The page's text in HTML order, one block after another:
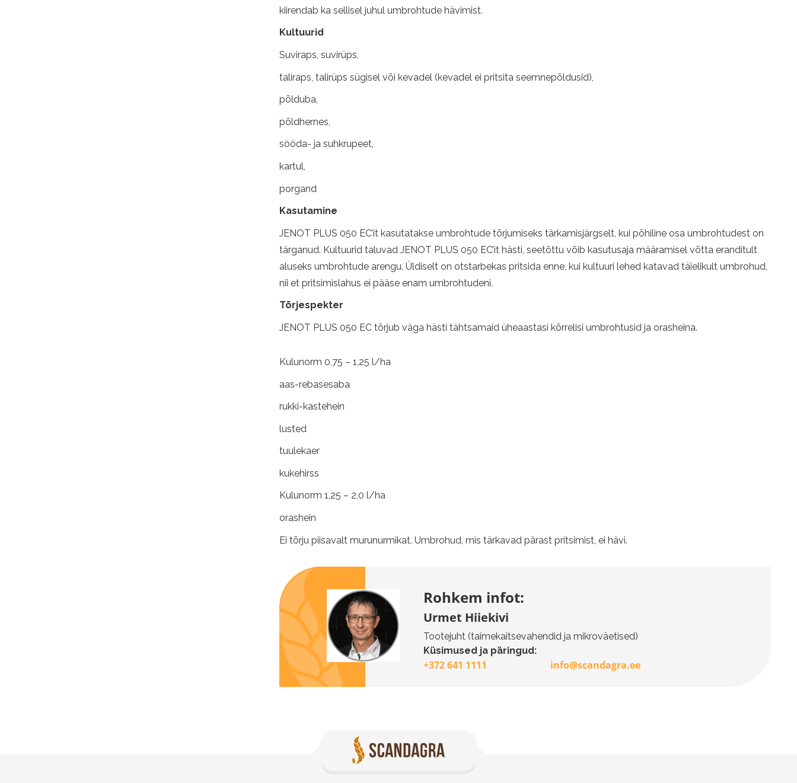
kiirendab ka sellisel juhul umbrohtude hävimist.
Kultuurid
Suviraps, suvirüps,
taliraps, talirüps sügisel või kevadel (kevadel ei pritsita seemnepõldusid),
põlduba,
põldhernes,
sööda- ja suhkrupeet,
kartul,
porgand
Kasutamine
JENOT PLUS 050 EC’it kasutatakse umbrohtude tõrjumiseks tärkamisjärgselt, kui põhiline osa umbrohtudest on
tärganud. Kultuurid taluvad JENOT PLUS 050 EC’it hästi, seetõttu võib kasutusaja määramisel võtta eranditult
aluseks umbrohtude arengu. Üldiselt on otstarbekas pritsida enne, kui kultuuri lehed katavad täielikult umbrohud,
nii et pritsimislahus ei pääse enam umbrohtudeni.
Tõrjespekter
JENOT PLUS 050 EC tõrjub väga hästi tähtsamaid üheaastasi kõrrelisi umbrohtusid ja orasheina.
Kulunorm 0,75 – 1,25 l/ha
aas-rebasesaba
rukki-kastehein
lusted
tuulekaer
kukehirss
Kulunorm 1,25 – 2,0 l/ha
orashein
Ei tõrju piisavalt murunurmikat. Umbrohud, mis tärkavad pärast pritsimist, ei hävi.
Rohkem infot:
Urmet Hiiekivi
Tootejuht (taimekaitsevahendid ja mikroväetised)
Küsimused ja päringud:
+372 641 1111 info@scandagra.ee